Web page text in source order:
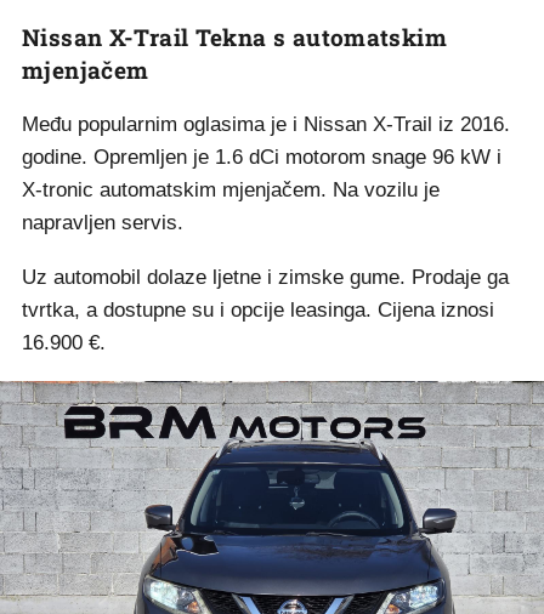
Nissan X-Trail Tekna s automatskim
mjenjačem
Među popularnim oglasima je i Nissan X-Trail iz 2016.
godine. Opremljen je 1.6 dCi motorom snage 96 kW i
X-tronic automatskim mjenjačem. Na vozilu je
napravljen servis.
Uz automobil dolaze ljetne i zimske gume. Prodaje ga
tvrtka, a dostupne su i opcije leasinga. Cijena iznosi
16.900 €.